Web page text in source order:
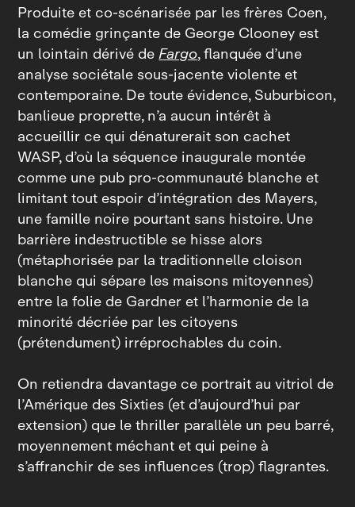
Produite et co‑scénarisée par les frères Coen,
la comédie grinçante de George Clooney est
un lointain dérivé deFargo, flanquée d’une
analyse sociétale sous‑jacente violente et
contemporaine. De toute évidence, Suburbicon,
banlieue proprette, n’a aucun intérêt à
accueillir ce qui dénaturerait son cachet
WASP, d’où la séquence inaugurale montée
comme une pub pro‑communauté blanche et
limitant tout espoir d’intégration des Mayers,
une famille noire pourtant sans histoire. Une
barrière indestructible se hisse alors
(métaphorisée par la traditionnelle cloison
blanche qui sépare les maisons mitoyennes)
entre la folie de Gardner et l’harmonie de la
minorité décriée par les citoyens
(prétendument) irréprochables du coin.
On retiendra davantage ce portrait au vitriol de
l’Amérique des Sixties (et d’aujourd’hui par
extension) que le thriller parallèle un peu barré,
moyennement méchant et qui peine à
s’affranchir de ses influences (trop) flagrantes.